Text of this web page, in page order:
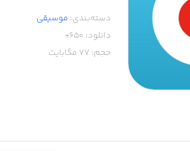
دسته‌بندی: موسیقی
دانلود: 650+
حجم: 77 مگابایت